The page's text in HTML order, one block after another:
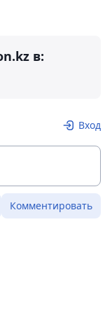
в:
Вход
Комментировать